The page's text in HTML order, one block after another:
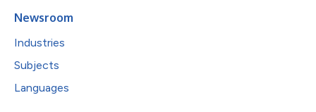
Newsroom
Industries
Subjects
Languages